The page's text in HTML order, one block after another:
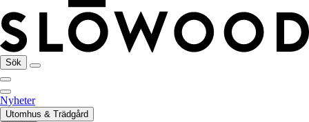
Sök
Nyheter
Utomhus & Trädgård